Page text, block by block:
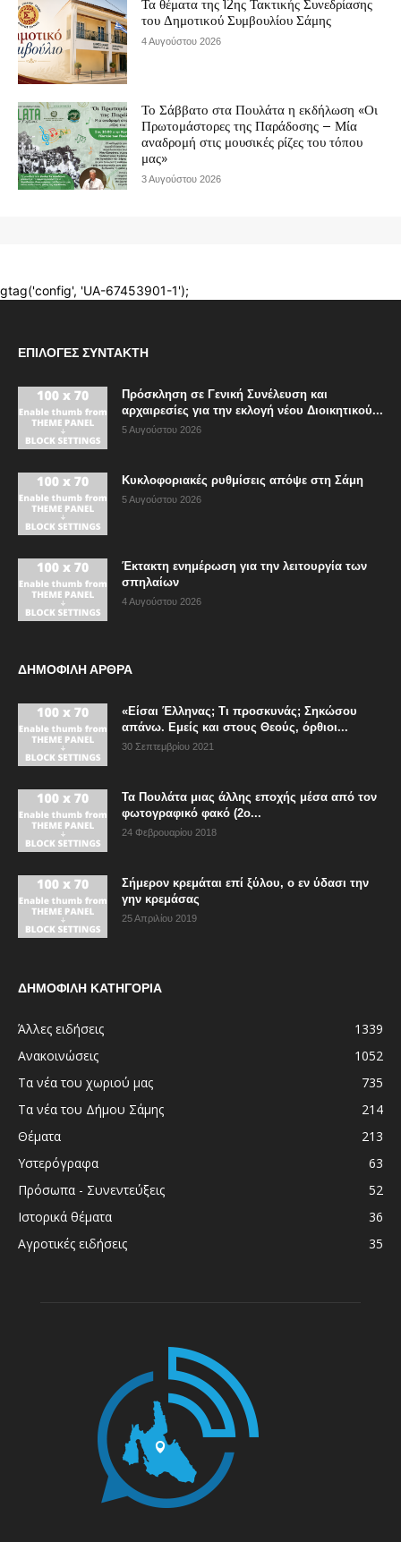
ΕΠΙΛΟΓΈΣ ΣΥΝΤΆΚΤΗ
Πρόσκληση σε Γενική Συνέλευση και
αρχαιρεσίες για την εκλογή νέου Διοικητικού...
5 Αυγούστου 2026
Κυκλοφοριακές ρυθμίσεις απόψε στη Σάμη
5 Αυγούστου 2026
Έκτακτη ενημέρωση για την λειτουργία των
σπηλαίων
4 Αυγούστου 2026
ΔΗΜΟΦΙΛΗ ΑΡΘΡΑ
«Είσαι Έλληνας; Τι προσκυνάς; Σηκώσου
απάνω. Εμείς και στους Θεούς, όρθιοι...
30 Σεπτεμβρίου 2021
Τα Πουλάτα μιας άλλης εποχής μέσα από τον
φωτογραφικό φακό (2ο...
24 Φεβρουαρίου 2018
Σήμερον κρεμάται επί ξύλου, ο εν ύδασι την
γην κρεμάσας
25 Απριλίου 2019
ΔΗΜΟΦΙΛΗ ΚΑΤΗΓΟΡΙΑ
Άλλες ειδήσεις
1339
Ανακοινώσεις
1052
Τα νέα του χωριού μας
735
Τα νέα του Δήμου Σάμης
214
Θέματα
213
Υστερόγραφα
63
Πρόσωπα - Συνεντεύξεις
52
Ιστορικά θέματα
36
Αγροτικές ειδήσεις
35